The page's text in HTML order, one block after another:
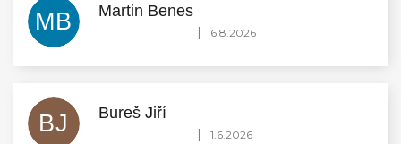
MB Martin Benes
Hodnocení obchodu je 5 z 5 hvězdiček.
| 6.8.2026
BJ Bureš Jiří
Hodnocení obchodu je 5 z 5 hvězdiček.
| 1.6.2026